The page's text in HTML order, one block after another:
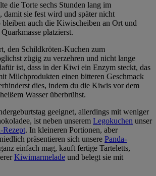
die Torte sechs Stunden lang im
damit sie fest wird und später nicht
bleiben auch die Kiwischeiben an Ort und
platzierst.
den Schildkröten-Kuchen zum
zügig zu verzehren und nicht lange
ist, dass in der Kiwi ein Enzym steckt, das
Milchprodukten einen bitteren Geschmack
dies, indem du die Kiwis vor dem
Wasser überbrühst.
geeignet, allerdings mit weniger
ist neben unserem Legokuchen unser
Rezept. In kleineren Portionen, aber
präsentieren sich unsere Panda-
einfach mag, kauft fertige Tarteletts,
Kiwimarmelade und belegt sie mit